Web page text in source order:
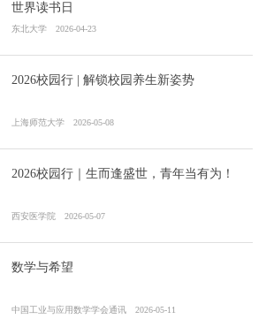
世界读书日
东北大学 2026-04-23
2026校园行 | 解锁校园养生新姿势
上海师范大学 2026-05-08
2026校园行｜生而逢盛世，青年当有为！
西安医学院 2026-05-07
数学与希望
中国工业与应用数学学会通讯 2026-05-11